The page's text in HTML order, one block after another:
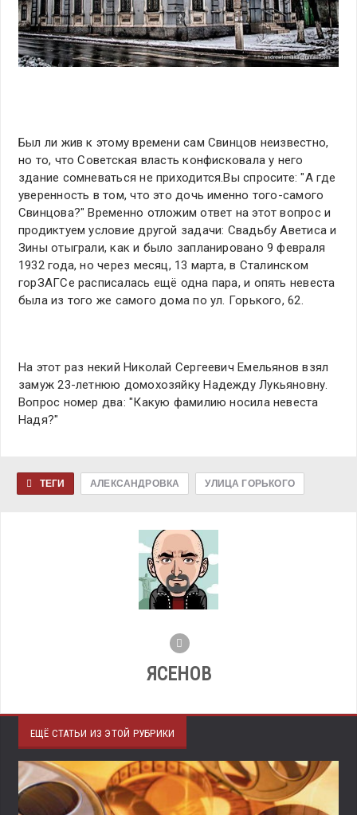
Был ли жив к этому времени сам Свинцов неизвестно,
но то, что Советская власть конфисковала у него
здание сомневаться не приходится.Вы спросите: "А где
уверенность в том, что это дочь именно того-самого
Свинцова?" Временно отложим ответ на этот вопрос и
продиктуем условие другой задачи: Свадьбу Аветиса и
Зины отыграли, как и было запланировано 9 февраля
1932 года, но через месяц, 13 марта, в Сталинском
горЗАГСе расписалась ещё одна пара, и опять невеста
была из того же самого дома по ул. Горького, 62.
На этот раз некий Николай Сергеевич Емельянов взял
замуж 23-летнюю домохозяйку Надежду Лукьяновну.
Вопрос номер два: "Какую фамилию носила невеста
Надя?"
ТЕГИ АЛЕКСАНДРОВКА УЛИЦА ГОРЬКОГО
ЯСЕНОВ
ЕЩЁ СТАТЬИ ИЗ ЭТОЙ РУБРИКИ